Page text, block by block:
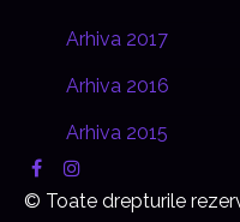
Arhiva 2017
Arhiva 2016
Arhiva 2015
© Toate drepturile